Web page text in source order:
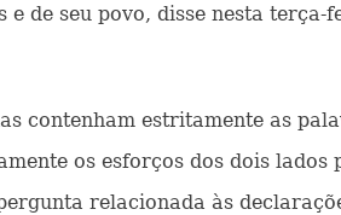
de seu povo, disse nesta terça-
contenham estritamente as
os esforços dos dois lados
relacionada às